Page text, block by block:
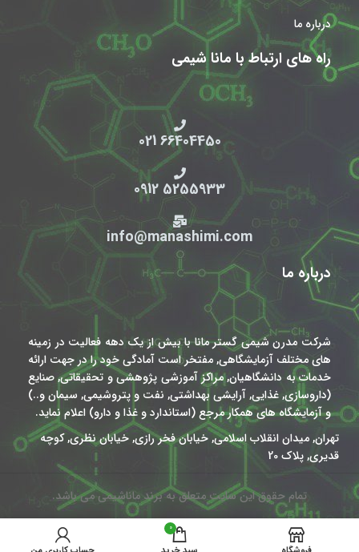
درباره ما
راه های ارتباط با مانا شیمی
66404450 021
5255933 0912
info@manashimi.com
درباره ما
شرکت مدرن شیمی گستر مانا با بیش از یک دهه فعالیت در زمینه
های مختلف آزمایشگاهی, مفتخر است آمادگی خود را در جهت ارائه
خدمات به دانشگاهیان, مراکز آموزشی پژوهشی و تحقیقاتی, صنایع
(داروسازی, غذایی, آرایشی بهداشتی, نفت و پتروشیمی, سیمان و..)
و آزمایشگاه های همکار مرجع (استاندارد و غذا و دارو) اعلام نماید.
تهران, میدان انقلاب اسلامی, خیابان فخر رازی, خیابان نظری, کوچه
قدیری, پلاک 20
تمام حقوق این سایت متعلق به برند ماناشیمی می باشد.
0